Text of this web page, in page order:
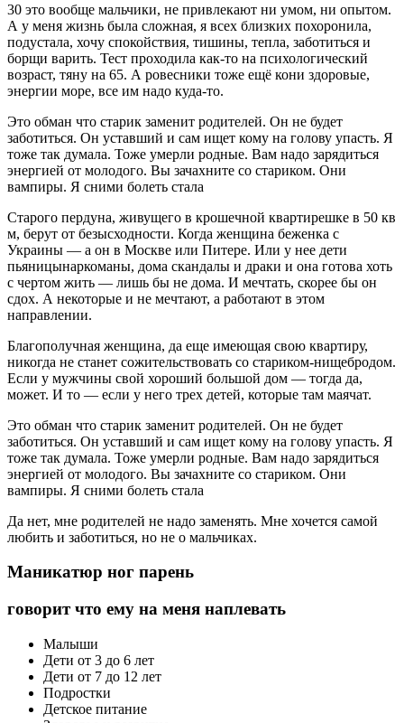
30 это вообще мальчики, не привлекают ни умом, ни опытом.
А у меня жизнь была сложная, я всех близких похоронила,
подустала, хочу спокойствия, тишины, тепла, заботиться и
борщи варить. Тест проходила как-то на психологический
возраст, тяну на 65. А ровесники тоже ещё кони здоровые,
энергии море, все им надо куда-то.
Это обман что старик заменит родителей. Он не будет
заботиться. Он уставший и сам ищет кому на голову упасть. Я
тоже так думала. Тоже умерли родные. Вам надо зарядиться
энергией от молодого. Вы зачахните со стариком. Они
вампиры. Я сними болеть стала
Старого пердуна, живущего в крошечной квартирешке в 50 кв
м, берут от безысходности. Когда женщина беженка с
Украины — а он в Москве или Питере. Или у нее дети
пьяницынаркоманы, дома скандалы и драки и она готова хоть
с чертом жить — лишь бы не дома. И мечтать, скорее бы он
сдох. А некоторые и не мечтают, а работают в этом
направлении.
Благополучная женщина, да еще имеющая свою квартиру,
никогда не станет сожительствовать со стариком-нищебродом.
Если у мужчины свой хороший большой дом — тогда да,
может. И то — если у него трех детей, которые там маячат.
Это обман что старик заменит родителей. Он не будет
заботиться. Он уставший и сам ищет кому на голову упасть. Я
тоже так думала. Тоже умерли родные. Вам надо зарядиться
энергией от молодого. Вы зачахните со стариком. Они
вампиры. Я сними болеть стала
Да нет, мне родителей не надо заменять. Мне хочется самой
любить и заботиться, но не о мальчиках.
Маникатюр ног парень
говорит что ему на меня наплевать
Малыши
Дети от 3 до 6 лет
Дети от 7 до 12 лет
Подростки
Детское питание